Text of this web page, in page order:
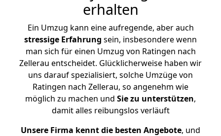
erhalten
Ein Umzug kann eine aufregende, aber auch
stressige Erfahrung sein, insbesondere wenn
man sich für einen Umzug von Ratingen nach
Zellerau entscheidet. Glücklicherweise haben wir
uns darauf spezialisiert, solche Umzüge von
Ratingen nach Zellerau, so angenehm wie
möglich zu machen und Sie zu unterstützen,
damit alles reibungslos verläuft
Unsere Firma kennt die besten Angebote, und